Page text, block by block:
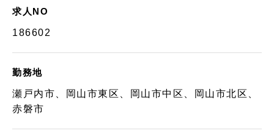
求人NO
186602
勤務地
瀬戸内市、岡山市東区、岡山市中区、岡山市北区、
赤磐市